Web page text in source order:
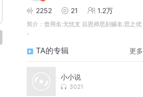
2252 21 1.2万
简介： 曾用名:无忧支 后恩师思刻赐名:思之优
。
TA的专辑 更多
小小说
3021